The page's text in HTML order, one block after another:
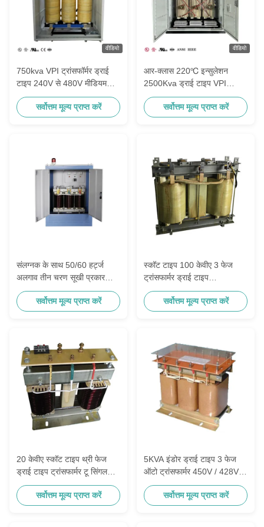
वीडियो
750kva VPI ट्रांसफॉर्मर ड्राई
टाइप 240V से 480V मीडियम
वोल्टेज पावर ट्रांसफॉर्मर और
डिस्ट्रीब्यूशन ट्रांसफॉर्मर
सर्वोत्तम मूल्य प्राप्त करें
वीडियो
आर-क्लास 220℃ इन्सुलेशन
2500Kva ड्राई टाइप VPI
ट्रांसफॉर्मर 6900V से 480V
वैक्यूम प्रेशर इम्प्रिग्नेटेड
ट्रांसफॉर्मर
सर्वोत्तम मूल्य प्राप्त करें
संलग्नक के साथ 50/60 हर्ट्ज
अलगाव तीन चरण सूखी प्रकार
ट्रांसफार्मर कॉपर
सर्वोत्तम मूल्य प्राप्त करें
स्कॉट टाइप 100 केवीए 3 फेज
ट्रांसफार्मर ड्राई टाइप
380/400/420V 210/120V
सर्वोत्तम मूल्य प्राप्त करें
20 केवीए स्कॉट टाइप थ्री फेज
ड्राई टाइप ट्रांसफार्मर टू सिंगल
कॉइल
सर्वोत्तम मूल्य प्राप्त करें
5KVA इंडोर ड्राई टाइप 3 फेज
ऑटो ट्रांसफार्मर 450V / 428V /
405V 240Y / 139V
सर्वोत्तम मूल्य प्राप्त करें